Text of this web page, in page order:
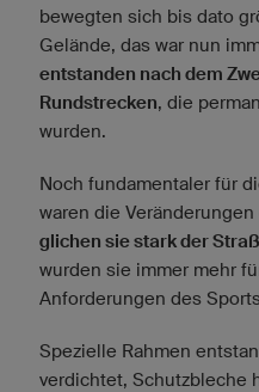
bewegten sich bis dato
Gelände, das war nun
entstanden nach dem
Rundstrecken, die
wurden.
Noch fundamentaler für
waren die Veränderungen
glichen sie stark der
wurden sie immer mehr
Anforderungen des
Spezielle Rahmen
verdichtet, Schutzbleche